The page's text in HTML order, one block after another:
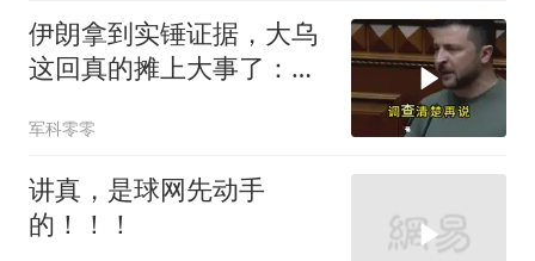
伊朗拿到实锤证据，大乌
这回真的摊上大事了：私
军科零零
讲真，是球网先动手
的！！！